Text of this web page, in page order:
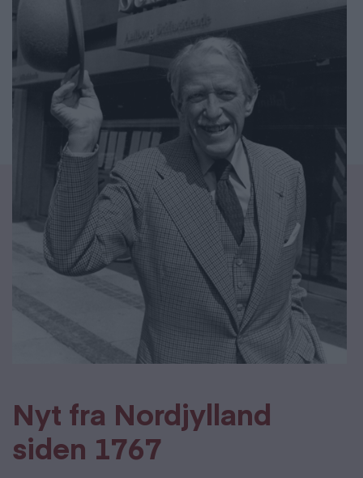
Nyt fra Nordjylland
siden 1767